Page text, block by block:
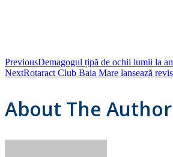
PreviousDemagogul țipă de ochii lumii la
NextRotaract Club Baia Mare lansează
About The Author